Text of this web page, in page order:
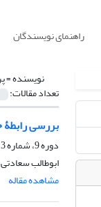
راهنمای نویسندگان
نویسنده =
تعداد مقالات:
بررسی رابطۀ
دوره 9، شماره 3، پاییز 1389، صفحه
ابوطالب
مشاهده مقاله